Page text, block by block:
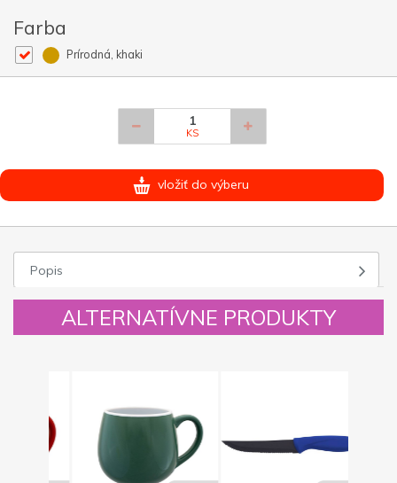
Farba
Prírodná, khaki
KS
vložiť do výberu
Popis
ALTERNATÍVNE PRODUKTY